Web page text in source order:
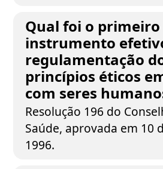
Qual foi o primeiro
instrumento
regulamentação
princípios éticos
com seres
Resolução 196 do
Saúde, aprovada em 10
1996.